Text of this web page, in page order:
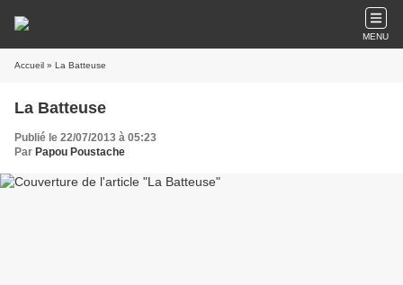
MENU
Accueil » La Batteuse
La Batteuse
Publié le 22/07/2013 à 05:23
Par Papou Poustache